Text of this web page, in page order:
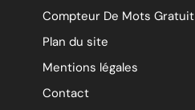
Compteur De Mots Gratuit
Plan du site
Mentions légales
Contact